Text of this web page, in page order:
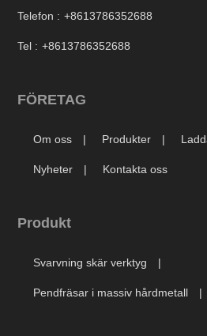
Telefon : +8613786352688
Tel : +8613786352688
FÖRETAG
Om oss Produkter
Nyheter Kontakta oss
Produkt
Svarvning skär verktyg
Pendfräsar i massiv hårdmetall